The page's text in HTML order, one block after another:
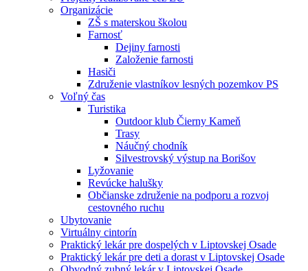
Organizácie
ZŠ s materskou školou
Farnosť
Dejiny farnosti
Založenie farnosti
Hasiči
Združenie vlastníkov lesných pozemkov PS
Voľný čas
Turistika
Outdoor klub Čierny Kameň
Trasy
Náučný chodník
Silvestrovský výstup na Borišov
Lyžovanie
Revúcke halušky
Občianske združenie na podporu a rozvoj
cestovného ruchu
Ubytovanie
Virtuálny cintorín
Praktický lekár pre dospelých v Liptovskej Osade
Praktický lekár pre deti a dorast v Liptovskej Osade